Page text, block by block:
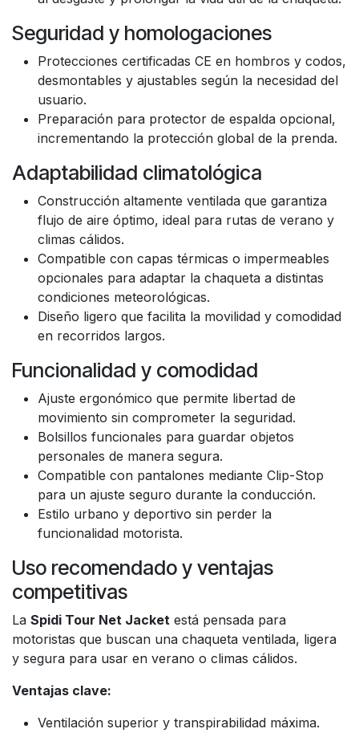
Seguridad y homologaciones
Protecciones certificadas CE en hombros y codos,
desmontables y ajustables según la necesidad del
usuario.
Preparación para protector de espalda opcional,
incrementando la protección global de la prenda.
Adaptabilidad climatológica
Construcción altamente ventilada que garantiza
flujo de aire óptimo, ideal para rutas de verano y
climas cálidos.
Compatible con capas térmicas o impermeables
opcionales para adaptar la chaqueta a distintas
condiciones meteorológicas.
Diseño ligero que facilita la movilidad y comodidad
en recorridos largos.
Funcionalidad y comodidad
Ajuste ergonómico que permite libertad de
movimiento sin comprometer la seguridad.
Bolsillos funcionales para guardar objetos
personales de manera segura.
Compatible con pantalones mediante Clip-Stop
para un ajuste seguro durante la conducción.
Estilo urbano y deportivo sin perder la
funcionalidad motorista.
Uso recomendado y ventajas
competitivas
La Spidi Tour Net Jacket está pensada para
motoristas que buscan una chaqueta ventilada, ligera
y segura para usar en verano o climas cálidos.
Ventajas clave:
Ventilación superior y transpirabilidad máxima.